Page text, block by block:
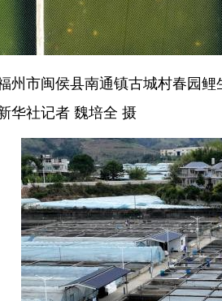
市闽侯县南通镇古城村春园鲤
华社记者 魏培全 摄